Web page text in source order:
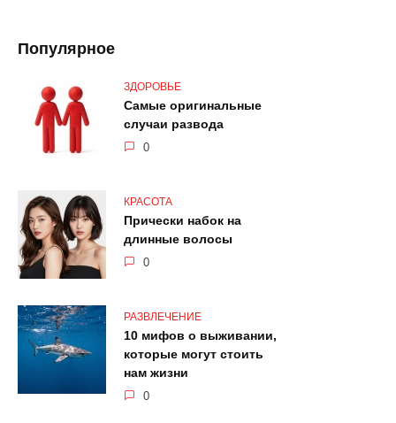
Популярное
ЗДОРОВЬЕ
Самые оригинальные
случаи развода
0
КРАСОТА
Прически набок на
длинные волосы
0
РАЗВЛЕЧЕНИЕ
10 мифов о выживании,
которые могут стоить
нам жизни
0